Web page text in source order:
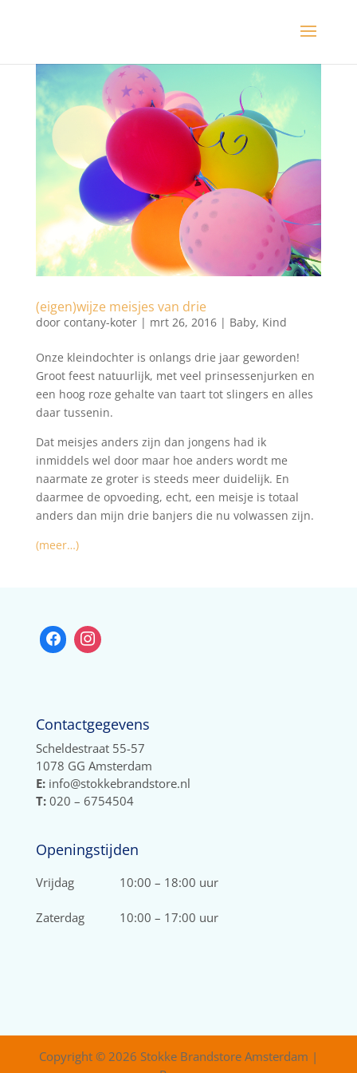
(eigen)wijze meisjes van drie
door contany-koter| mrt 26, 2016| Baby, Kind
Onze kleindochter is onlangs drie jaar geworden!
Groot feest natuurlijk, met veel prinsessenjurken en
een hoog roze gehalte van taart tot slingers en alles
daar tussenin.
Dat meisjes anders zijn dan jongens had ik
inmiddels wel door maar hoe anders wordt me
naarmate ze groter is steeds meer duidelijk. En
daarmee de opvoeding, echt, een meisje is totaal
anders dan mijn drie banjers die nu volwassen zijn.
(meer…)
Contactgegevens
Scheldestraat 55-57
1078 GG Amsterdam
E:info@stokkebrandstore.nl
T:020 – 6754504
Openingstijden
Vrijdag 10:00 – 18:00 uur
Zaterdag 10:00 – 17:00 uur
Copyright © 2026 Stokke Brandstore Amsterdam |